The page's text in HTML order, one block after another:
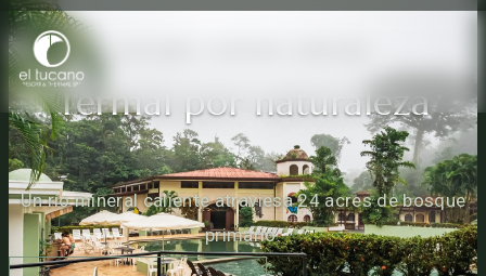
Termal por naturaleza
Un río mineral caliente atraviesa 24 acres de bosque
primario.